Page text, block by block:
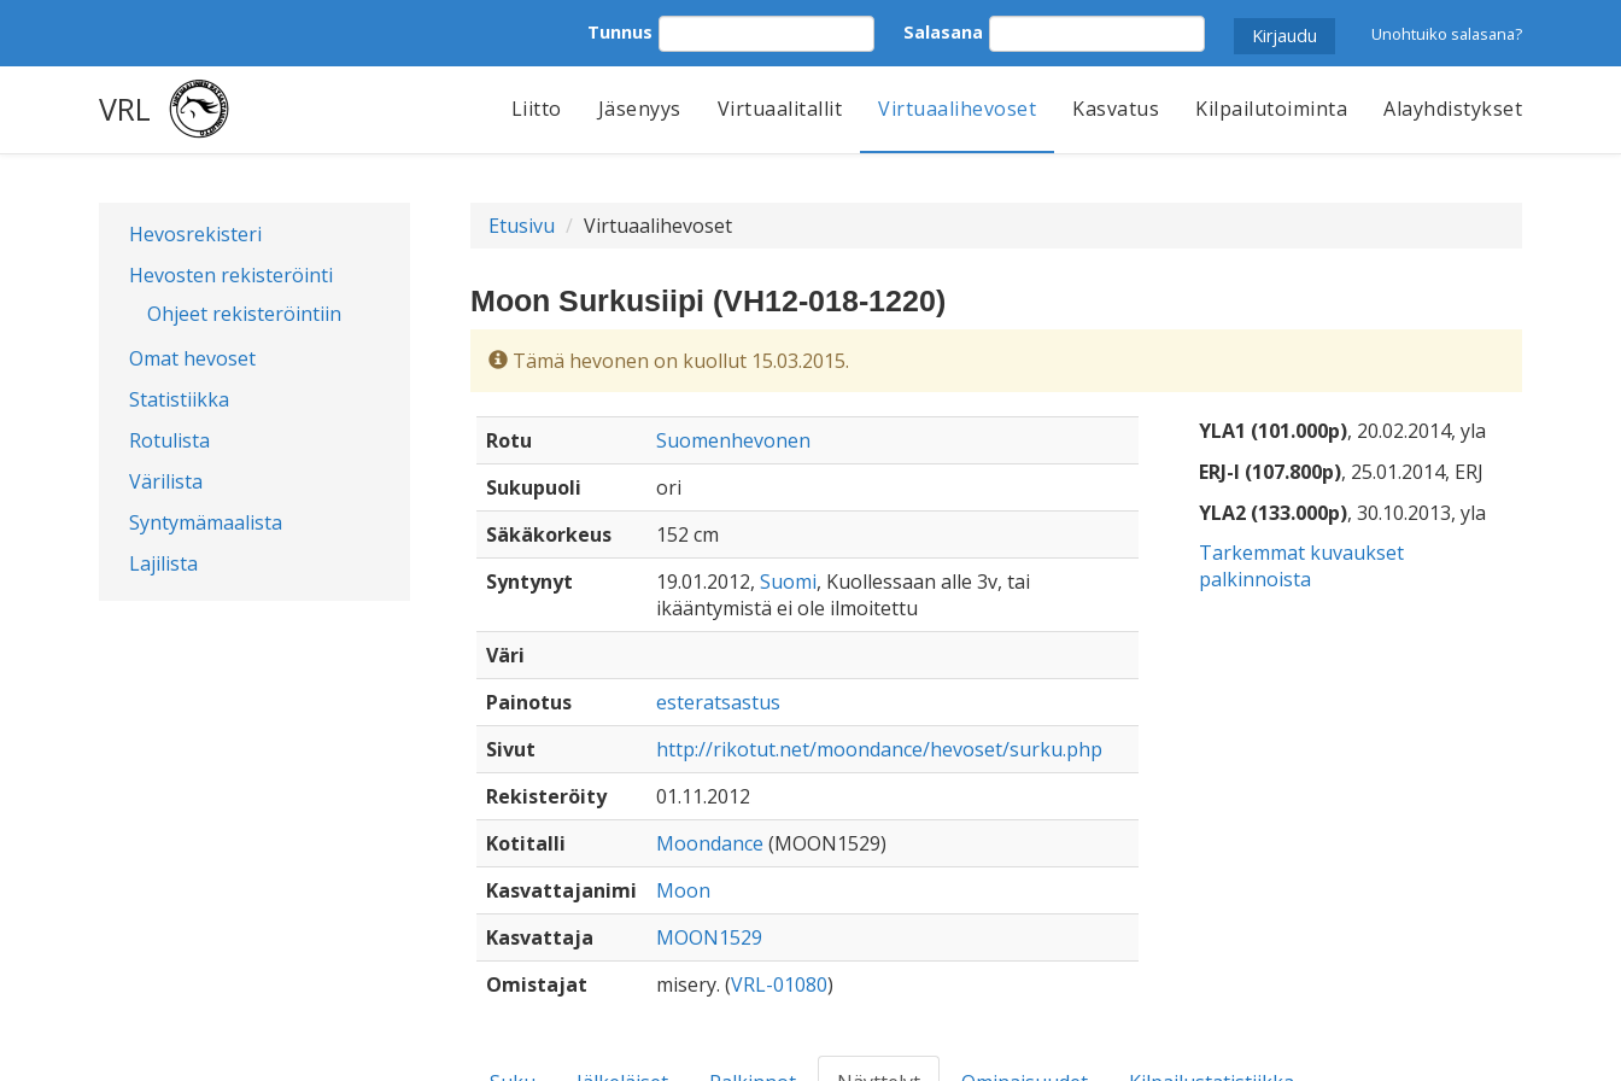
Tunnus Salasana Unohtuiko salasana?
VRL Liitto Jäsenyys Virtuaalitallit Virtuaalihevoset Kasvatus Kilpailutoiminta Alayhdistykset
Hevosrekisteri
Hevosten rekisteröinti
Ohjeet rekisteröintiin
Omat hevoset
Statistiikka
Rotulista
Värilista
Syntymämaalista
Lajilista
Etusivu Virtuaalihevoset
Moon Surkusiipi (VH12-018-1220)
Tämä hevonen on kuollut 15.03.2015.
Rotu
Suomenhevonen
Sukupuoli
ori
Säkäkorkeus
152 cm
Syntynyt
19.01.2012, Suomi, Kuollessaan alle 3v, tai
ikääntymistä ei ole ilmoitettu
Väri
Painotus
esteratsastus
Sivut
http://rikotut.net/moondance/hevoset/surku.php
Rekisteröity
01.11.2012
Kotitalli
Moondance (MOON1529)
Kasvattajanimi
Moon
Kasvattaja
MOON1529
Omistajat
misery. (VRL-01080)
YLA1 (101.000p), 20.02.2014, yla
ERJ-I (107.800p), 25.01.2014, ERJ
YLA2 (133.000p), 30.10.2013, yla
Tarkemmat kuvaukset
palkinnoista